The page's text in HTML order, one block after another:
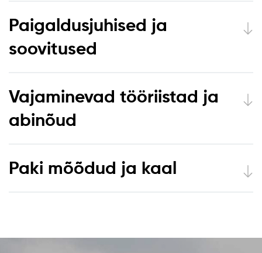
Paigaldusjuhised ja
soovitused
Vajaminevad tööriistad ja
abinõud
Paki mõõdud ja kaal